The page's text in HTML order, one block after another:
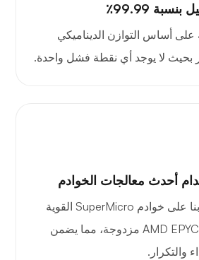
99.99٪
على أساس التوازن الديناميكي
بحيث لا يوجد أي نقطة فشل واحدة.
أحدث معالجات الخوادم
يعمل VPS الخاص بنا على خوادم SuperMicro القوية
المزودة بمعالجات AMD EPYC مزدوجة، مما يضمن
والتكرار.